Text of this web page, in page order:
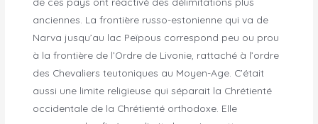
anciennes. La frontière russo-estonienne qui va de
Narva jusqu’au lac Peïpous correspond peu ou prou
à la frontière de l’Ordre de Livonie, rattaché à l’ordre
des Chevaliers teutoniques au Moyen-Age. C’était
aussi une limite religieuse qui séparait la Chrétienté
occidentale de la Chrétienté orthodoxe. Elle